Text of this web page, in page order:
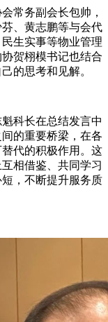
常务副会长包帅，
、黄志鹏等与会代
生实事等物业管理
协贺栩模书记也结合
的思考和见解。
科长在总结发言中
的重要桥梁，在各
代的积极作用。这
相借鉴、共同学习
，不断提升服务质